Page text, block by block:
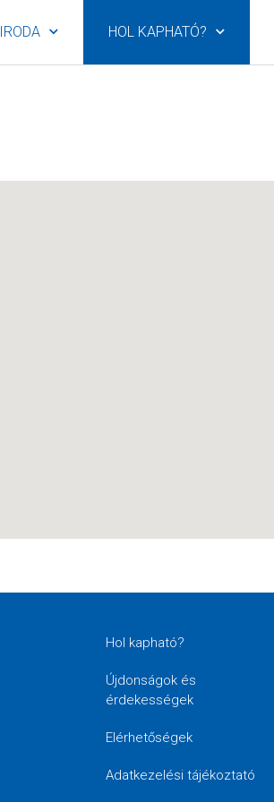
IRODA HOL KAPHATÓ?
Hol kapható?
Újdonságok és
érdekességek
Elérhetőségek
Adatkezelési tájékoztató